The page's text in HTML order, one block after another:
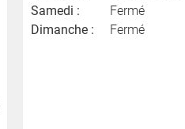
Samedi :
Fermé
Dimanche :
Fermé